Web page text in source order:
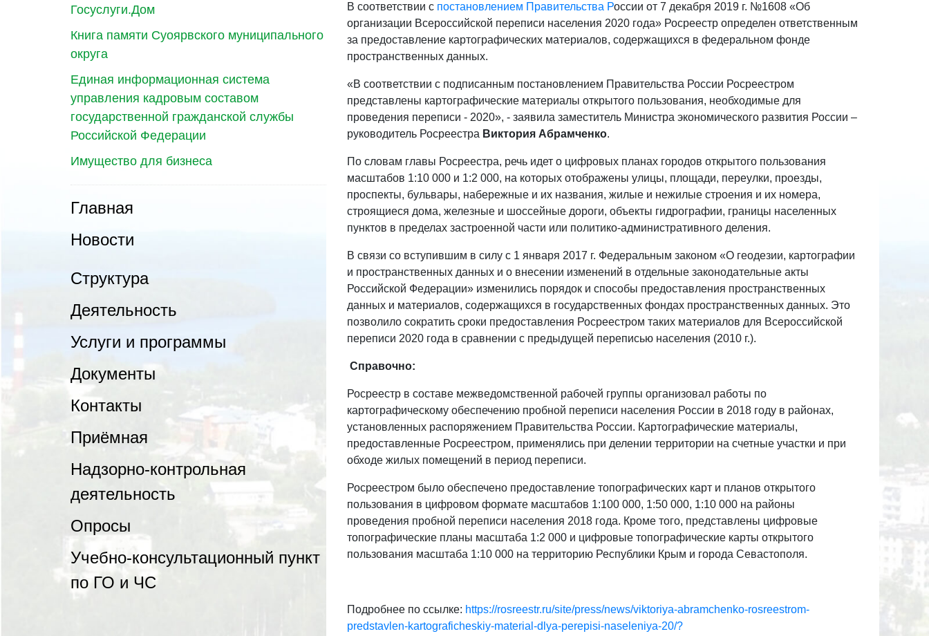
Госуслуги.Дом
Книга памяти Суоярвского муниципального
округа
Единая информационная система
управления кадровым составом
государственной гражданской службы
Российской Федерации
Имущество для бизнеса
Главная
Новости
Структура
Деятельность
Услуги и программы
Документы
Контакты
Приёмная
Надзорно-контрольная
деятельность
Опросы
Учебно-консультационный пункт
по ГО и ЧС
В соответствии с постановлением Правительства России от 7 декабря 2019 г. №1608 «Об
организации Всероссийской переписи населения 2020 года» Росреестр определен ответственным
за предоставление картографических материалов, содержащихся в федеральном фонде
пространственных данных.
«В соответствии с подписанным постановлением Правительства России Росреестром
представлены картографические материалы открытого пользования, необходимые для
проведения переписи - 2020», - заявила заместитель Министра экономического развития России –
руководитель Росреестра Виктория Абрамченко.
По словам главы Росреестра, речь идет о цифровых планах городов открытого пользования
масштабов 1:10 000 и 1:2 000, на которых отображены улицы, площади, переулки, проезды,
проспекты, бульвары, набережные и их названия, жилые и нежилые строения и их номера,
строящиеся дома, железные и шоссейные дороги, объекты гидрографии, границы населенных
пунктов в пределах застроенной части или политико-административного деления.
В связи со вступившим в силу с 1 января 2017 г. Федеральным законом «О геодезии, картографии
и пространственных данных и о внесении изменений в отдельные законодательные акты
Российской Федерации» изменились порядок и способы предоставления пространственных
данных и материалов, содержащихся в государственных фондах пространственных данных. Это
позволило сократить сроки предоставления Росреестром таких материалов для Всероссийской
переписи 2020 года в сравнении с предыдущей переписью населения (2010 г.).
Справочно:
Росреестр в составе межведомственной рабочей группы организовал работы по
картографическому обеспечению пробной переписи населения России в 2018 году в районах,
установленных распоряжением Правительства России. Картографические материалы,
предоставленные Росреестром, применялись при делении территории на счетные участки и при
обходе жилых помещений в период переписи.
Росреестром было обеспечено предоставление топографических карт и планов открытого
пользования в цифровом формате масштабов 1:100 000, 1:50 000, 1:10 000 на районы
проведения пробной переписи населения 2018 года. Кроме того, представлены цифровые
топографические планы масштаба 1:2 000 и цифровые топографические карты открытого
пользования масштаба 1:10 000 на территорию Республики Крым и города Севастополя.
Подробнее по ссылке: https://rosreestr.ru/site/press/news/viktoriya-abramchenko-rosreestrom-
predstavlen-kartograficheskiy-material-dlya-perepisi-naseleniya-20/?